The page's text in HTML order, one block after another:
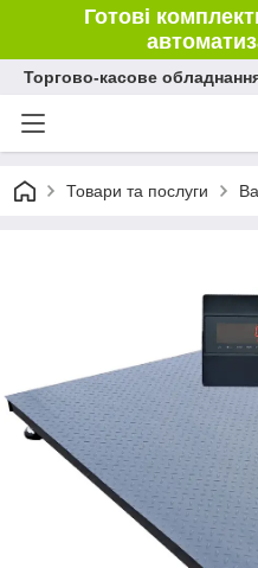
Готові
Торгово-касове
Товари та послуги